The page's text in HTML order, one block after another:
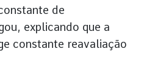
de
explicando que a
constante reavaliação